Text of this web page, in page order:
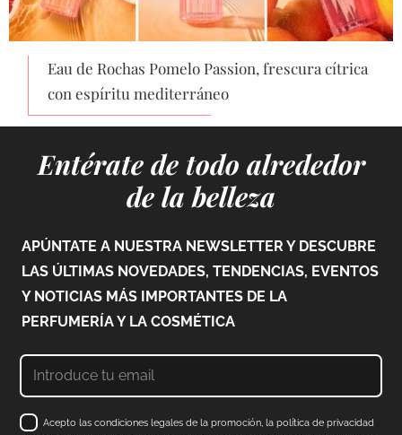
Eau de Rochas Pomelo Passion, frescura cítrica
con espíritu mediterráneo
Entérate de todo alrededor
de la belleza
APÚNTATE A NUESTRA NEWSLETTER Y DESCUBRE
LAS ÚLTIMAS NOVEDADES, TENDENCIAS, EVENTOS
Y NOTICIAS MÁS IMPORTANTES DE LA
PERFUMERÍA Y LA COSMÉTICA
Acepto las condiciones legales de la promoción, la política de privacidad